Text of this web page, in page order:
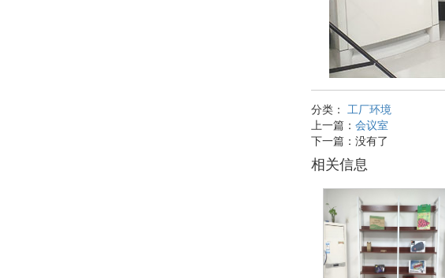
分类： 工厂环境
上一篇： 会议室
下一篇：没有了
相关信息